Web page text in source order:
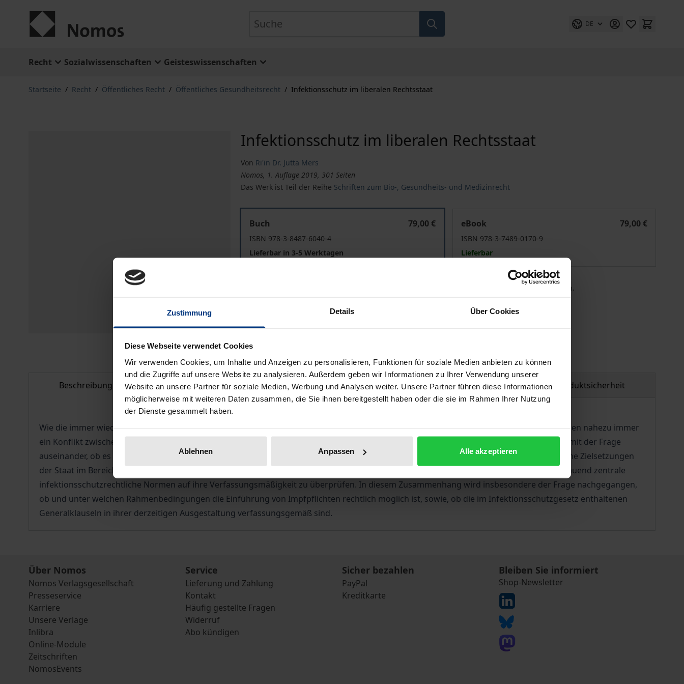
Zustimmung Details Über Cookies
Diese Webseite verwendet Cookies
Wir verwenden Cookies, um Inhalte und Anzeigen zu personalisieren, Funktionen für soziale Medien anbieten zu können
und die Zugriffe auf unsere Website zu analysieren. Außerdem geben wir Informationen zu Ihrer Verwendung unserer
Website an unsere Partner für soziale Medien, Werbung und Analysen weiter. Unsere Partner führen diese Informationen
möglicherweise mit weiteren Daten zusammen, die Sie ihnen bereitgestellt haben oder die sie im Rahmen Ihrer Nutzung
der Dienste gesammelt haben.
Ablehnen Anpassen Alle akzeptieren
DE
Recht Sozialwissenschaften Geisteswissenschaften
Startseite / Recht / Öffentliches Recht / Öffentliches Gesundheitsrecht / Infektionsschutz im liberalen Rechtsstaat
Infektionsschutz im liberalen Rechtsstaat
Von Ri'in Dr. Jutta Mers
Nomos, 1. Auflage 2019, 301 Seiten
Das Werk ist Teil der Reihe Schriften zum Bio-, Gesundheits- und Medizinrecht
Buch
79,00 €
ISBN 978-3-8487-6040-4
Lieferbar in 3-5 Werktagen
eBook
79,00 €
ISBN 978-3-7489-0170-9
Lieferbar
Preisangaben inkl. MwSt. Abhängig von der Lieferadresse kann die MwSt. an der Kasse variieren.
In den Warenkorb Zur Wunschliste hinzufügen
Beschreibung Bibliografische Angaben Rezensionen Zusatzmaterial Produktsicherheit
Wie die immer wieder geführte Diskussion über die Einführung einer Masernimpfpflicht zeigt, besteht in infektionsschutzrechtlichen Fragen nahezu immer
ein Konflikt zwischen den Rechten und Interessen des Einzelnen und denjenigen der Gesamtbevölkerung. Diese Arbeit setzt sich deshalb mit der Frage
auseinander, ob es dem deutschen Infektionsschutzrecht gelungen ist, diesen Konflikt aufzulösen. Hierzu wird zunächst untersucht, welche Zielsetzungen
der Staat im Bereich der Gesundheitsfürsorge zur Rechtfertigung von Grundrechtseingriffen heranziehen kann, um sodann hierauf aufbauend zentrale
infektionsschutzrechtliche Normen auf ihre Verfassungsmäßigkeit zu überprüfen. In diesem Zusammenhang wird insbesondere der Frage nachgegangen,
ob und unter welchen Rahmenbedingungen die Einführung von Impfpflichten rechtlich möglich ist, sowie, ob die im Infektionsschutzgesetz enthaltenen
Generalklauseln in ihrer derzeitigen Ausgestaltung verfassungsgemäß sind.
Über Nomos
Nomos Verlagsgesellschaft
Presseservice
Karriere
Unsere Verlage
Inlibra
Online-Module
Zeitschriften
NomosEvents
Service
Lieferung und Zahlung
Kontakt
Häufig gestellte Fragen
Widerruf
Abo kündigen
Sicher bezahlen
PayPal
Kreditkarte
Bleiben Sie informiert
Shop-Newsletter